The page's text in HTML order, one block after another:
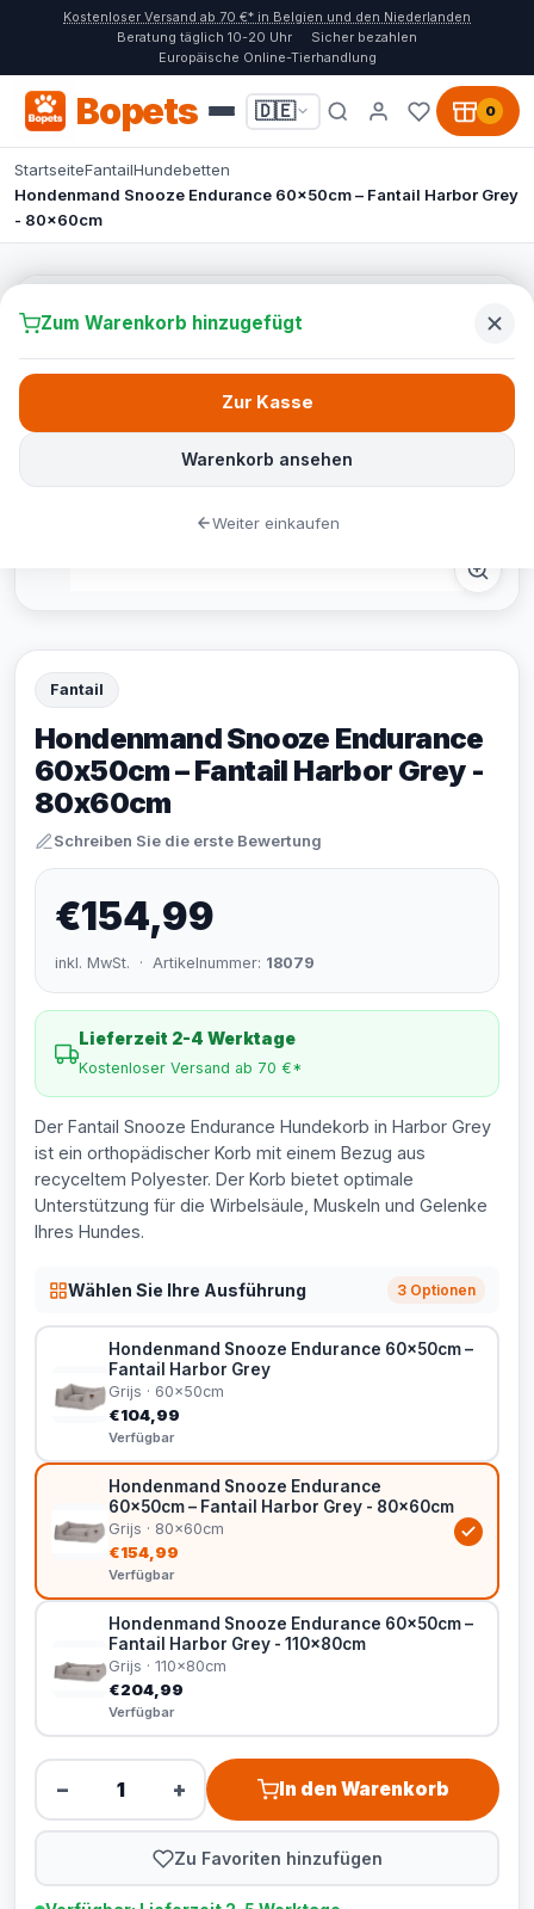
Kostenloser Versand ab 70 €* in Belgien und den Niederlanden
Beratung täglich 10-20 Uhr
Sicher bezahlen
Europäische Online-Tierhandlung
Bopets 🇩🇪 0
StartseiteFantailHundebetten
Hondenmand Snooze Endurance 60x50cm – Fantail Harbor Grey
- 80x60cm
Fantail
Hondenmand Snooze Endurance
60x50cm – Fantail Harbor Grey -
80x60cm
Schreiben Sie die erste Bewertung
€154,99
inkl. MwSt. · Artikelnummer: 18079
Lieferzeit 2-4 Werktage
Kostenloser Versand ab 70 €*
Der Fantail Snooze Endurance Hundekorb in Harbor Grey
ist ein orthopädischer Korb mit einem Bezug aus
recyceltem Polyester. Der Korb bietet optimale
Unterstützung für die Wirbelsäule, Muskeln und Gelenke
Ihres Hundes.
Wählen Sie Ihre Ausführung 3 Optionen
Hondenmand Snooze Endurance 60x50cm –
Fantail Harbor Grey
Grijs · 60x50cm
€104,99
Verfügbar
Hondenmand Snooze Endurance
60x50cm – Fantail Harbor Grey - 80x60cm
Grijs · 80x60cm
€154,99
Verfügbar
Hondenmand Snooze Endurance 60x50cm –
Fantail Harbor Grey - 110x80cm
Grijs · 110x80cm
€204,99
Verfügbar
− + In den Warenkorb
Zu Favoriten hinzufügen
Zum Warenkorb hinzugefügt
Warenkorb ansehen
Zur Kasse
Weiter einkaufen